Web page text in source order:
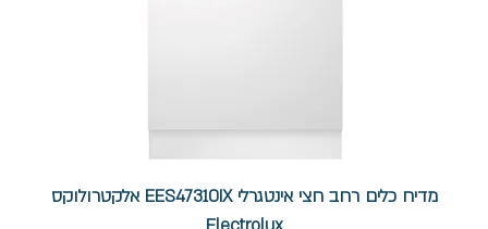
מדיח כלים רחב חצי אינטגרלי EES47310IX אלקטרולוקס